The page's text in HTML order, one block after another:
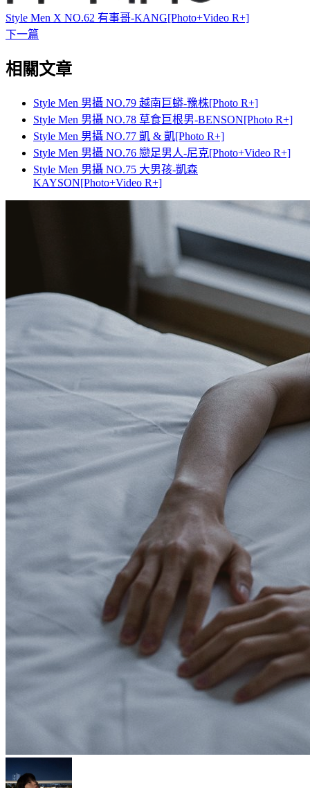
Style Men X NO.62 有事哥-KANG[Photo+Video R+]
下一篇
相關文章
Style Men 男攝 NO.79 越南巨蟒-豫株[Photo R+]
Style Men 男攝 NO.78 草食巨根男-BENSON[Photo R+]
Style Men 男攝 NO.77 凱 & 凱[Photo R+]
Style Men 男攝 NO.76 戀足男人-尼克[Photo+Video R+]
Style Men 男攝 NO.75 大男孩-凱森
KAYSON[Photo+Video R+]